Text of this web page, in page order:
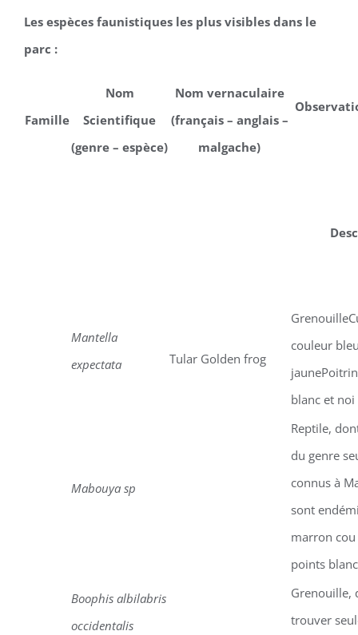
Les espèces faunistiques les plus visibles dans le
parc :
Famille
Nom
Scientifique
(genre – espèce)
Nom vernaculaire
(français – anglais –
malgache)
Mantella
expectata
Tular Golden frog
couleur
blanc et noi
Mabouya sp
Reptile,
du genre
connus à
sont
marron cou
points blanc
Boophis albilabris
occidentalis
Grenouille,
trouver